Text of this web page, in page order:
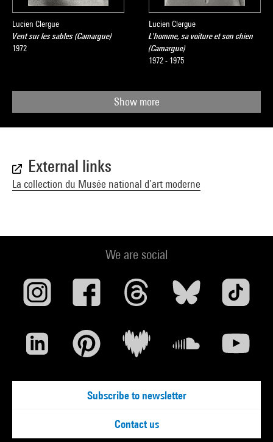
Lucien Clergue
Vent sur les sables (Camargue)
1972
Lucien Clergue
L'homme, sa voiture et son chien
(Camargue)
1972 - 1975
Show more
External links
La collection du Musée national d’art moderne
We are social
Subscribe to newsletter
Contact us